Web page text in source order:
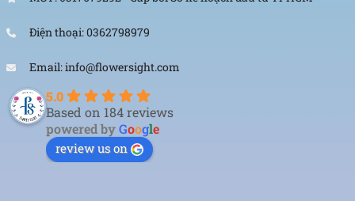
Điện thoại: 0362798979
Email: info@flowersight.com
5.0
Based on 184 reviews
powered byGoogle
review us on